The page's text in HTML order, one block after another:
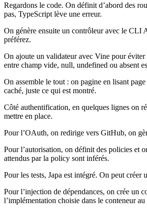
Regardons le code. On définit d’abord des
pas, TypeScript lève une erreur.
On génère ensuite un contrôleur avec le CLI
préférez.
On ajoute un validateur avec Vine pour
entre champ vide, null, undefined ou absent
On assemble le tout : on pagine en lisant
caché, juste ce qui est montré.
Côté authentification, en quelques lignes on
mettre en place.
Pour l’OAuth, on redirige vers GitHub, on
Pour l’autorisation, on définit des policies et
attendus par la policy sont inférés.
Pour les tests, Japa est intégré. On peut
Pour l’injection de dépendances, on crée un
l’implémentation choisie dans le conteneur